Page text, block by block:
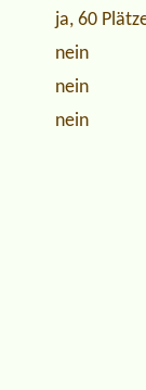
ja, 60
nein
nein
nein